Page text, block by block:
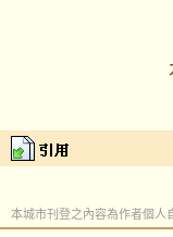
本城市刊登之內容為作者個人